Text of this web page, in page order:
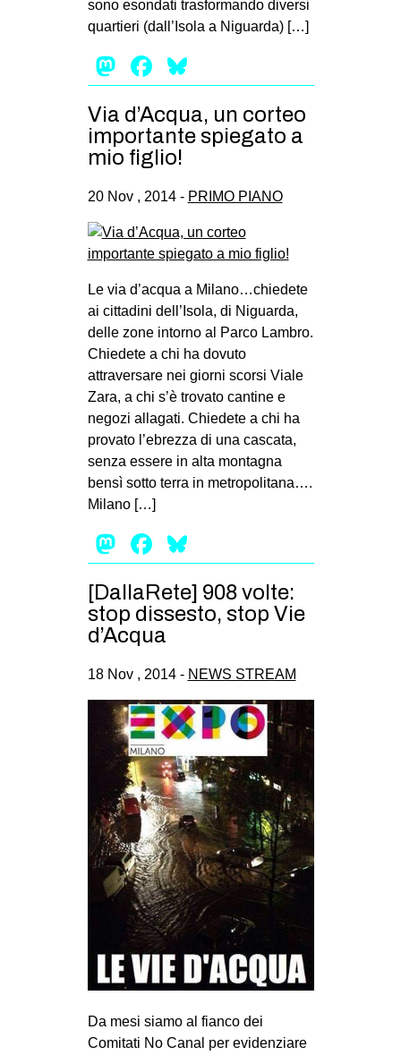
sono esondati trasformando diversi
quartieri (dall’Isola a Niguarda) […]
Mastodon
Facebook
Via d’Acqua, un corteo
importante spiegato a
mio figlio!
20 Nov , 2014 - PRIMO PIANO
Le via d’acqua a Milano…chiedete
ai cittadini dell’Isola, di Niguarda,
delle zone intorno al Parco Lambro.
Chiedete a chi ha dovuto
attraversare nei giorni scorsi Viale
Zara, a chi s’è trovato cantine e
negozi allagati. Chiedete a chi ha
provato l’ebrezza di una cascata,
senza essere in alta montagna
bensì sotto terra in metropolitana….
Milano […]
Mastodon
Facebook
[DallaRete] 908 volte:
stop dissesto, stop Vie
d’Acqua
18 Nov , 2014 - NEWS STREAM
Da mesi siamo al fianco dei
Comitati No Canal per evidenziare